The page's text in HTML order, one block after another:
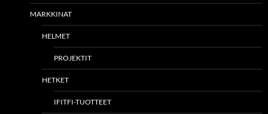
MARKKINAT
HELMET
PROJEKTIT
HETKET
IFITFI-TUOTTEET